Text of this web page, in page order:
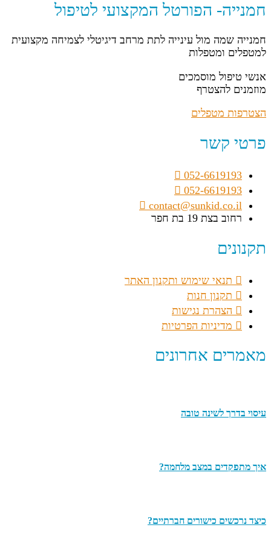
חמנייה- הפורטל המקצועי לטיפול
חמנייה שמה מול עינייה לתת מרחב דיגיטלי לצמיחה מקצועית
למטפלים ומטפלות
אנשי טיפול מוסמכים
מוזמנים להצטרף
הצטרפות מטפלים
פרטי קשר
052-6619193
052-6619193
contact@sunkid.co.il
רחוב בצת 19 בת חפר
תקנונים
תנאי שימוש ותקנון האתר
תקנון חנות
הצהרת נגישות
מדיניות הפרטיות
מאמרים אחרונים
עיסוי בדרך לשינה טובה
איך מתפקדים במצב מלחמה?
כיצד נרכשים כישורים חברתיים?